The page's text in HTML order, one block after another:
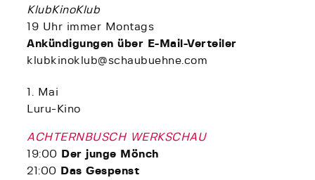
KlubKinoKlub
19 Uhr immer Montags
Ankündigungen über E-Mail-Verteiler
klubkinoklub@schaubuehne.com
1. Mai
Luru-Kino
ACHTERNBUSCH WERKSCHAU
19:00
Der junge Mönch
21:00
Das Gespenst